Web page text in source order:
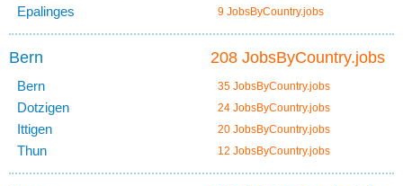
Epalinges 9 JobsByCountry.jobs
208 JobsByCountry.jobs
Bern
Bern 35 JobsByCountry.jobs
Dotzigen 24 JobsByCountry.jobs
Ittigen 20 JobsByCountry.jobs
Thun 12 JobsByCountry.jobs